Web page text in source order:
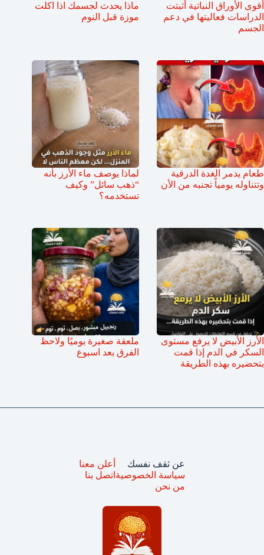
أقوى الأوراق النباتية أثبتت
الدراسات فعاليتها في دعم
الجسم
ماذا يحدث لجسمك اذا اكلت
موزة قبل النوم
طعام يدمر الغدة الدرقية
وتتناوله يومياً تجنبه من الأن
لماذا يوصف ماء الأرز بأنه
“ذهب سائل” وكيف
تستخدمه؟
الأرز الأبيض لا يرفع مستوى
السكر في الدم إذا قمت
بتحضيره بهذه الطريقة
ملعقة صغيرة يوميًا ولاحظ
الفرق بعد اسبوع
عن ثقف نفسك
سياسة الخصوصية
من نحن
أعلن معنا
اتصل بنا